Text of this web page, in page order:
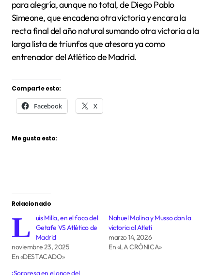
para alegría, aunque no total, de Diego Pablo
Simeone, que encadena otra victoria y encara la
recta final del año natural sumando otra victoria a la
larga lista de triunfos que atesora ya como
entrenador del Atlético de Madrid.
Comparte esto:
Facebook X
Me gusta esto:
Relacionado
L
uis Milla, en el foco del
Getafe VS Atlético de
Madrid
noviembre 23, 2025
En «DESTACADO»
Nahuel Molina y Musso dan la
victoria al Atleti
marzo 14, 2026
En «LA CRÓNICA»
¡Sorpresa en el once del